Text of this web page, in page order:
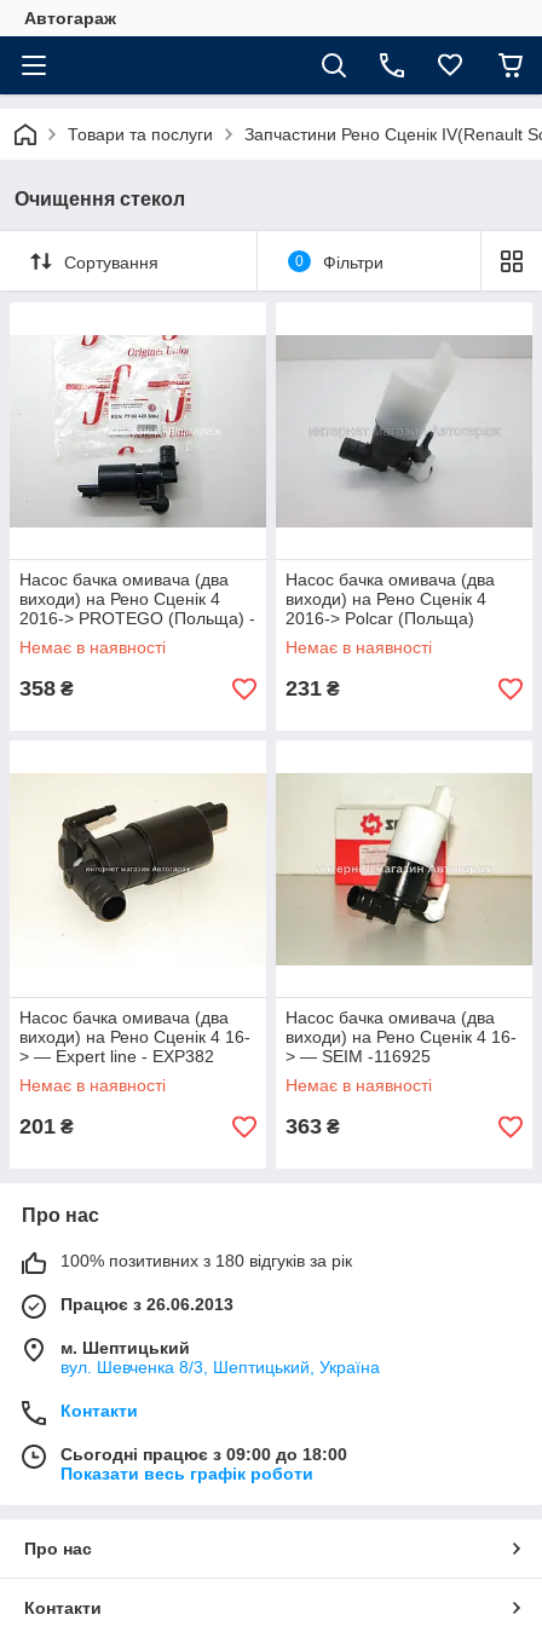
Автогараж
Товари та послуги Запчастини Рено Сценік IV(Renault
Очищення стекол
Сортування 0 Фільтри
Насос бачка омивача (два
виходи) на Рено Сценік 4
2016-> PROTEGO (Польща) -
7700428386J
Немає в наявності
358 ₴
Насос бачка омивача (два
виходи) на Рено Сценік 4
2016-> Polcar (Польща)
6037PS-1
Немає в наявності
231 ₴
Насос бачка омивача (два
виходи) на Рено Сценік 4 16-
> — Expert line - EXP382
Немає в наявності
201 ₴
Насос бачка омивача (два
виходи) на Рено Сценік 4 16-
> — SEIM -116925
Немає в наявності
363 ₴
Про нас
100% позитивних з 180 відгуків за рік
Працює з 26.06.2013
м. Шептицький
вул. Шевченка 8/3, Шептицький, Україна
Контакти
Сьогодні працює з 09:00 до 18:00
Показати весь графік роботи
Про нас
Контакти